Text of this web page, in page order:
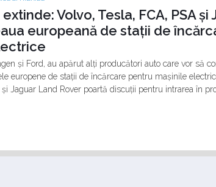
Volvo, Tesla, FCA, PSA și
europeană de stații de
și Ford, au apărut alți producători auto care vor să
europene de stații de încărcare pentru mașinile
Jaguar Land Rover poartă discuții pentru intrarea în